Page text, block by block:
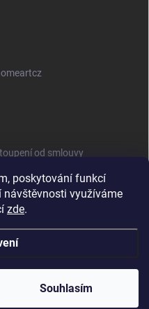
poskytování funkcí
využíváme
zde.
Souhlasím
od smlouvy
Shoptet
vyhrazena.Upravit nastavení